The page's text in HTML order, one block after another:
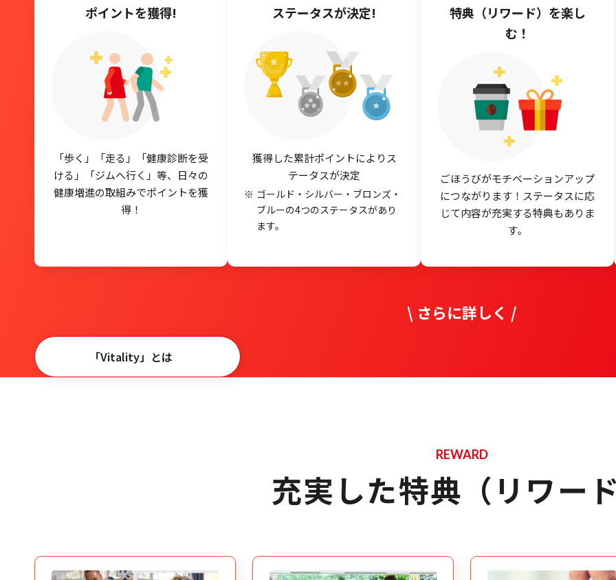
ポイントを獲得!
「歩く」「走る」「健康診断を受
ける」「ジムへ行く」等、日々の
健康増進の取組みでポイントを獲
得！
ステータスが決定!
獲得した累計ポイントによりス
テータスが決定
ゴールド・シルバー・ブロンズ・
ブルーの4つのステータスがあり
ます。
特典（リワード）を楽し
む！
ごほうびがモチベーションアップ
につながります！ステータスに応
じて内容が充実する特典もありま
す。
\ さらに詳しく /
「Vitality」とは
REWARD
充実した特典（リワー